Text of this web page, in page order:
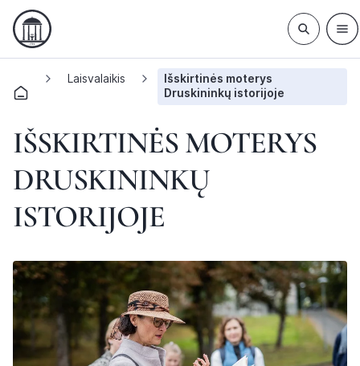
Laisvalaikis
Išskirtinės moterys
Druskininkų istorijoje
IŠSKIRTINĖS MOTERYS
DRUSKININKŲ
ISTORIJOJE